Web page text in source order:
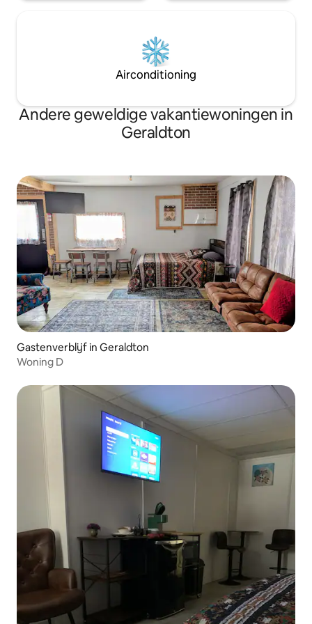
Airconditioning
Andere geweldige vakantiewoningen in
Geraldton
Gastenverblijf in Geraldton
Woning D